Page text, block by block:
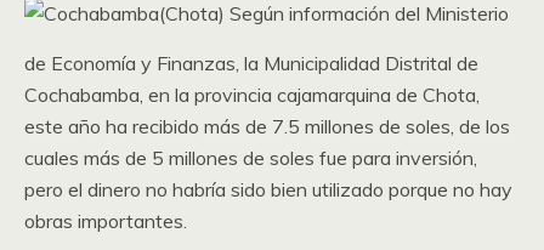
(Chota) Según información del Ministerio
de Economía y Finanzas, la Municipalidad Distrital de
Cochabamba, en la provincia cajamarquina de Chota,
este año ha recibido más de 7.5 millones de soles, de los
cuales más de 5 millones de soles fue para inversión,
pero el dinero no habría sido bien utilizado porque no hay
obras importantes.